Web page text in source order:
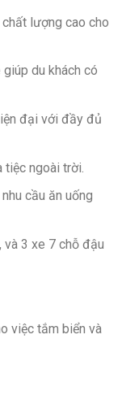
lượng cao cho
du khách có
đại với đầy đủ
tiệc ngoài trời.
cầu ăn uống
và 3 xe 7 chỗ đậu
việc tắm biển và